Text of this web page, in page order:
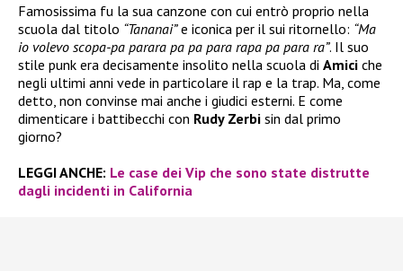
Famosissima fu la sua canzone con cui entrò proprio nella
scuola dal titolo “Tananai”e iconica per il sui ritornello: “Ma
io volevo scopa-pa parara pa pa para rapa pa para ra”. Il suo
stile punk era decisamente insolito nella scuola di Amici che
negli ultimi anni vede in particolare il rap e la trap. Ma, come
detto, non convinse mai anche i giudici esterni. E come
dimenticare i battibecchi con Rudy Zerbi sin dal primo
giorno?
LEGGI ANCHE: Le case dei Vip che sono state distrutte
dagli incidenti in California